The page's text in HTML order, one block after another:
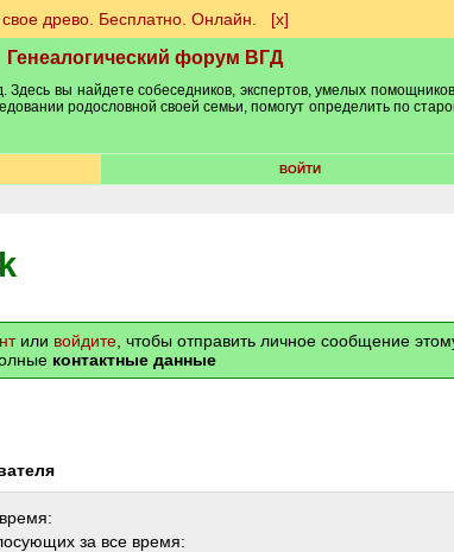
древо. Бесплатно. Онлайн. [х]
Генеалогический форум ВГД
вы найдете собеседников, экспертов, умелых
родословной своей семьи, помогут определить по
ВОЙТИ
или войдите , чтобы отправить личное сообщение
контактные данные
за все время: